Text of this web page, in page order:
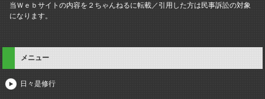
当Ｗｅｂサイトの内容を２ちゃんねるに転載／引用した方は民事訴訟の対象
になります。
メニュー
日々是修行